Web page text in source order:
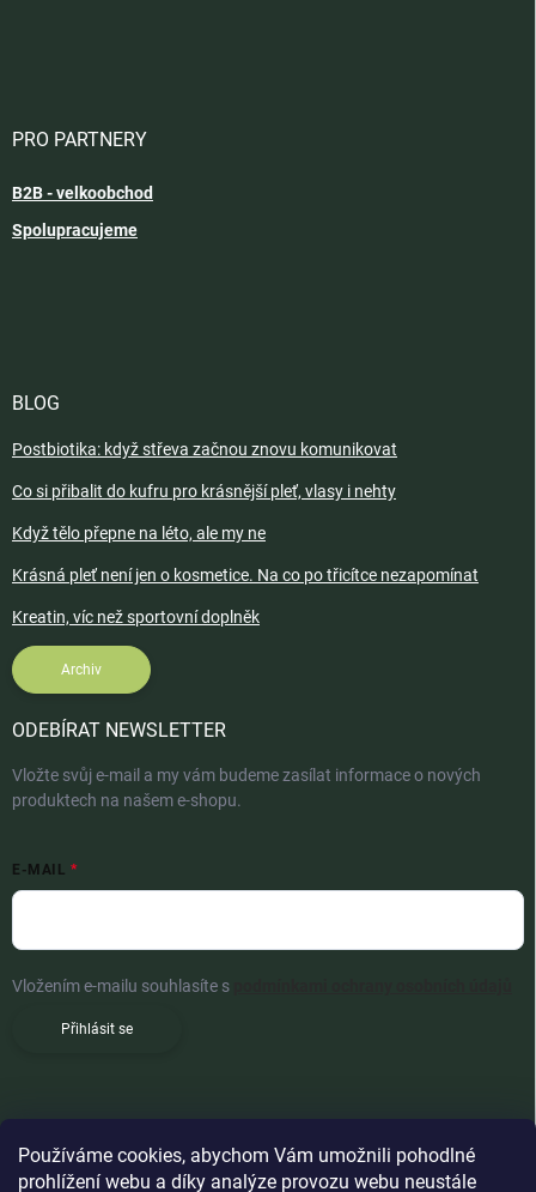
Používáme cookies, abychom Vám umožnili pohodlné
prohlížení webu a díky analýze provozu webu neustále
PRO PARTNERY
B2B - velkoobchod
Spolupracujeme
BLOG
Postbiotika: když střeva začnou znovu komunikovat
Co si přibalit do kufru pro krásnější pleť, vlasy i nehty
Když tělo přepne na léto, ale my ne
Krásná pleť není jen o kosmetice. Na co po třicítce nezapomínat
Kreatin, víc než sportovní doplněk
Archiv
ODEBÍRAT NEWSLETTER
Vložte svůj e-mail a my vám budeme zasílat informace o nových
produktech na našem e-shopu.
E-MAIL
Vložením e-mailu souhlasíte s
Přihlásit se